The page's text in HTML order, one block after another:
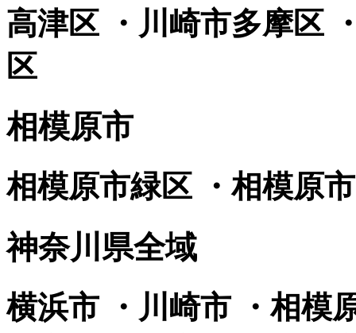
高津区 ・川崎市多摩区
区
相模原市
相模原市緑区 ・相模原
神奈川県全域
横浜市 ・川崎市 ・相模